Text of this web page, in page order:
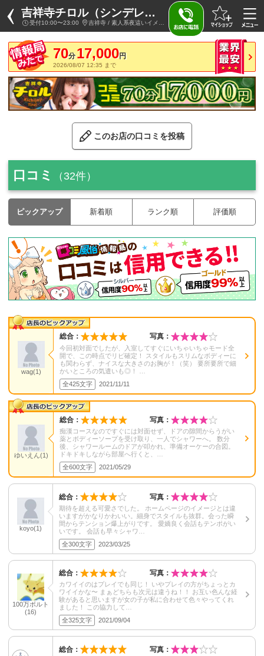
吉祥寺チロル（シンデレラグループ）
受付10:00〜23:00 吉祥寺 / 素人系夜這いイメクラ
70分 17,000円
2026/08/07 12:35 まで
このお店の口コミを投稿
口コミ （32件）
ピックアップ 新着順 ランク順 評価順
wag(1)
総合： 写真：
今回初対面でしたが、入室してすぐにいちゃいちゃモード全
開で、この時点でリピ確定！ スタイルもスリムなボディーに
も関わらず、ナイスな大きさのお胸が！（笑） 要所要所で細
かいところの気遣いも◎！ …
全425文字
2021/11/11
ゆいえん(1)
総合： 写真：
痴漢コースなのですぐには対面せず、ドアの隙間からうがい
薬とボディーソープを受け取り、一人でシャワーへ。 数分
後、シャワールームのドアが叩かれ、準備オーケーの合図。
ドキドキしながら部屋へ行くと、…
全600文字
2021/05/29
koyo(1)
総合： 写真：
期待を超える可愛さでした。 ホームページのイメージとは違
いますがかなりかわいい。細身でスタイルも抜群。会った瞬
間からテンション爆上がりです。 愛嬌良く会話もテンポがい
いです。 会話も早々シャワ…
全300文字
2023/03/25
100万ボルト
(16)
総合： 写真：
カワイイのはプレイでも同じ！ いやプレイの方がちょっとカ
ワイイかな〜 まぁどちらも次元は違うね！！ お互い色んな経
験があると思いますが女の子が私に合わせて色々やってくれ
ました！ この協力して…
全325文字
2021/09/04
総合： 写真：